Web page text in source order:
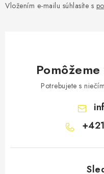
Vložením e-mailu súhlasíte s
Potrebujete s